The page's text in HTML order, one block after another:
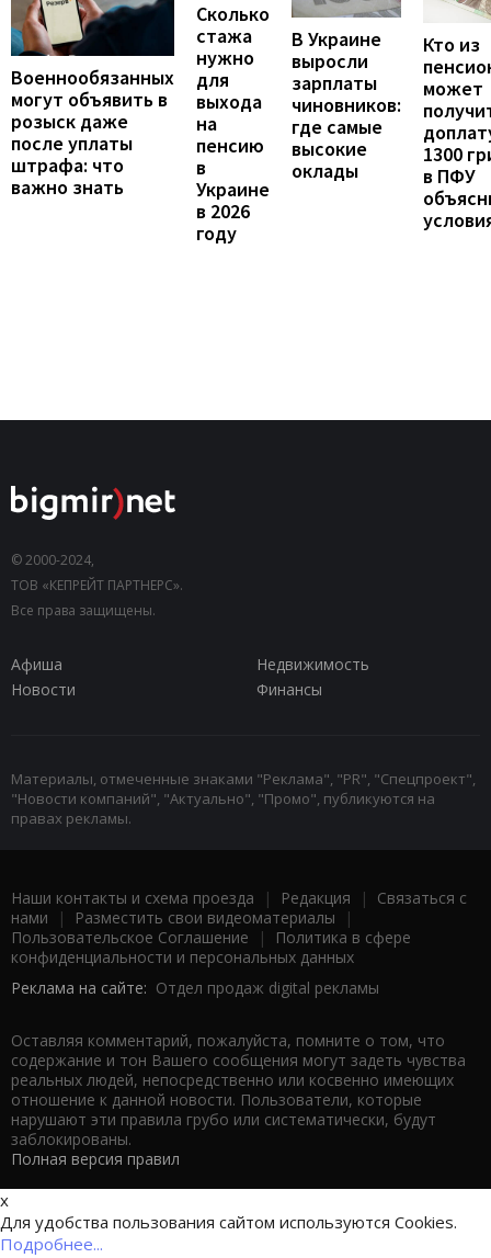
Военнообязанных
могут объявить в
розыск даже
после уплаты
штрафа: что
важно знать
Сколько
стажа
нужно
для
выхода
на
пенсию
в
Украине
в 2026
году
В Украине
выросли
зарплаты
чиновников:
где самые
высокие
оклады
Кто из
может
1300
в ПФУ
© 2000-2024,
ТОВ «КЕПРЕЙТ ПАРТНЕРС».
Все права защищены.
Афиша
Недвижимость
Новости
Финансы
Материалы, отмеченные знаками "Реклама", "PR", "Спецпроект",
"Новости компаний", "Актуально", "Промо", публикуются на
правах рекламы.
Наши контакты и схема проезда | Редакция | Связаться с
нами | Разместить свои видеоматериалы |
Пользовательское Соглашение |
Политика в сфере
конфиденциальности и персональных данных
Реклама на сайте: Отдел продаж digital рекламы
Оставляя комментарий, пожалуйста, помните о том, что
содержание и тон Вашего сообщения могут задеть чувства
реальных людей, непосредственно или косвенно имеющих
отношение к данной новости. Пользователи, которые
нарушают эти правила грубо или систематически, будут
заблокированы.
Полная версия правил
x
Для удобства пользования сайтом используются Cookies.
Подробнее...